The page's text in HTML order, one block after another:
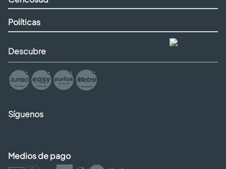
Políticas
Descubre
Síguenos
Medios de pago